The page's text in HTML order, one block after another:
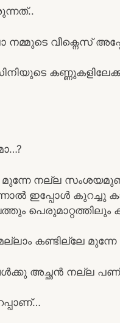
നമ്മുടെ വീക്നെസ്
നല്ല
ഇപ്പോൾ കുറച്ചു
പെരുമാറ്റത്തിലും
കണ്ടില്ലേ
അച്ഛൻ നല്ല